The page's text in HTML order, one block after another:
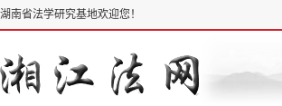
湖南省法学研究基地欢迎您！